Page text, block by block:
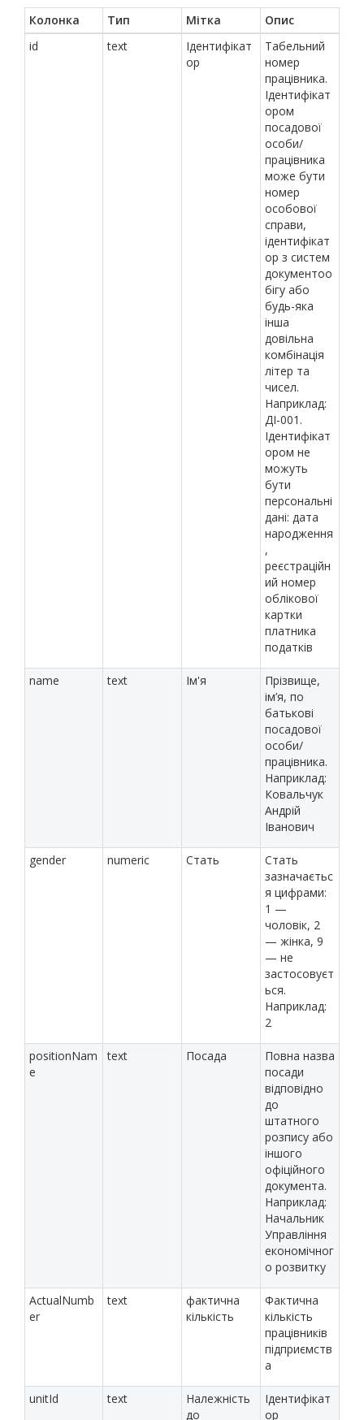
Колонка Тип Мітка
Опис
id
text
Ідентифікат
ор
Табельний
номер
працівника.
Ідентифікат
ором
посадової
особи/
працівника
може бути
номер
особової
справи,
ідентифікат
ор з систем
документоо
бігу або
будь-яка
інша
довільна
комбінація
літер та
чисел.
Наприклад:
ДІ-001.
Ідентифікат
ором не
можуть
бути
персональні
дані: дата
народження
,
реєстраційн
ий номер
облікової
картки
платника
податків
name text Ім'я
Прізвище,
ім’я, по
батькові
посадової
особи/
працівника.
Наприклад:
Ковальчук
Андрій
Іванович
gender numeric Стать
Стать
зазначаєтьс
я цифрами:
1 —
чоловік, 2
— жінка, 9
— не
застосовуєт
ься.
Наприклад:
2
positionNam
e
text Посада
Повна назва
посади
відповідно
до
штатного
розпису або
іншого
офіційного
документа.
Наприклад:
Начальник
Управління
економічног
о розвитку
ActualNumb
er
text
фактична
кількість
Фактична
кількість
працівників
підприємств
а
unitId text
Належність
до
Ідентифікат
ор